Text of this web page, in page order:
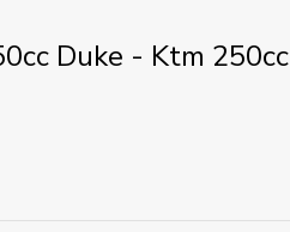
Duke - Ktm 250cc